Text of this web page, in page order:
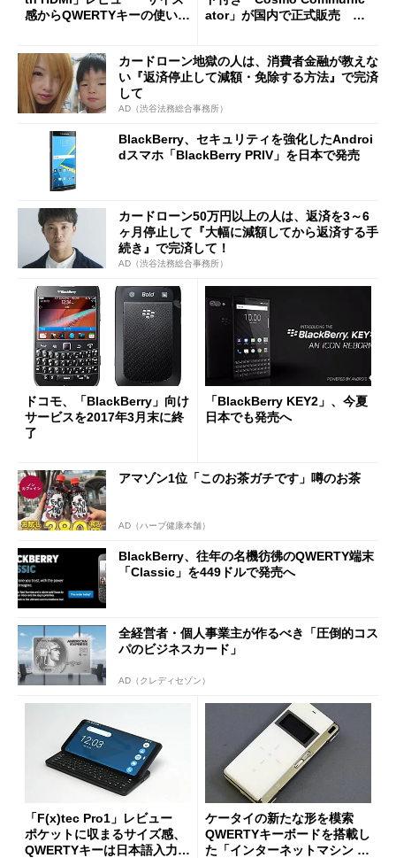
感からQWERTYキーの使い勝
ator」が国内で正式販売 9
カードローン地獄の人は、消費者金融が教えな
い『返済停止して減額・免除する方法』で完済
して
AD（渋谷法務総合事務所）
BlackBerry、セキュリティを強化したAndroi
dスマホ「BlackBerry PRIV」を日本で発売
カードローン50万円以上の人は、返済を3～6
ヶ月停止して『大幅に減額してから返済する手
続き』で完済して！
AD（渋谷法務総合事務所）
ドコモ、「BlackBerry」向け
サービスを2017年3月末に終
了
「BlackBerry KEY2」、今夏
日本でも発売へ
アマゾン1位「このお茶ガチです」噂のお茶
AD（ハーブ健康本舗）
BlackBerry、往年の名機彷彿のQWERTY端末
「Classic」を449ドルで発売へ
全経営者・個人事業主が作るべき「圧倒的コス
パのビジネスカード」
AD（クレディセゾン）
「F(x)tec Pro1」レビュー
ポケットに収まるサイズ感、
QWERTYキーは日本語入力が
ケータイの新たな形を模索
QWERTYキーボードを搭載し
た「インターネットマシン 92